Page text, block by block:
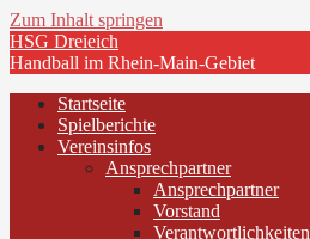
Zum Inhalt springen
HSG Dreieich
Handball im Rhein-Main-Gebiet
Startseite
Spielberichte
Vereinsinfos
Ansprechpartner
Ansprechpartner
Vorstand
Verantwortlichkeiten